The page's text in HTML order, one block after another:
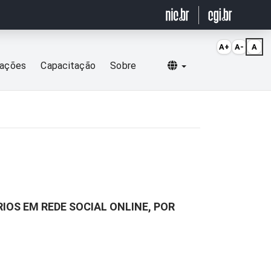
Capacitação Sobre Selecionar idioma
EM REDE SOCIAL ONLINE, POR
A+ A- A